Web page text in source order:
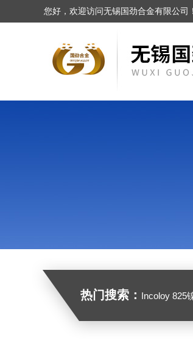
您好，欢迎访问无锡国劲合金有限公司！
热门搜索： Incoloy 825镍基